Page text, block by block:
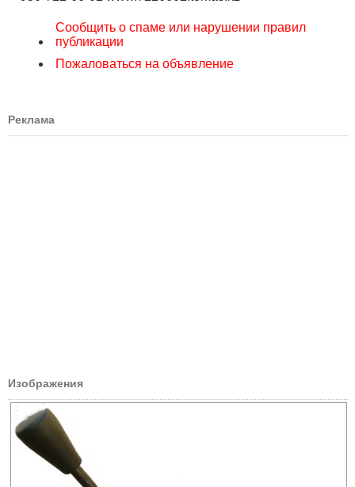
Сообщить о спаме или нарушении правил
публикации
Пожаловаться на объявление
Реклама
Изображения